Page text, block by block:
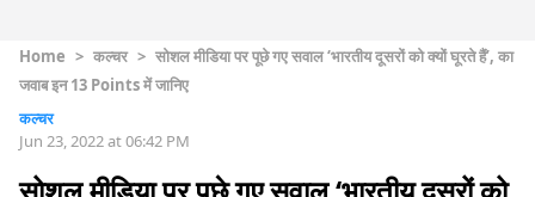
Home > कल्चर > सोशल मीडिया पर पूछे गए सवाल ‘भारतीय दूसरों को क्यों घूरते हैं’, का
जवाब इन 13 Points में जानिए
कल्चर
Jun 23, 2022 at 06:42 PM